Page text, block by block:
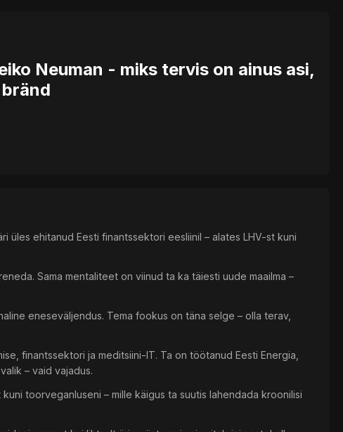
Neuman - miks tervis on ainus asi,
üles ehitanud Eesti finantssektori eesliinil – alates LHV-st kuni
Sama mentaliteet on viinud ta ka täiesti uude maailma –
eneseväljendus. Tema fookus on täna selge – olla terav,
finantssektori ja meditsiini-IT. Ta on töötanud Eesti Energia,
– vaid vajadus.
toorveganluseni – mille käigus ta suutis lahendada kroonilisi